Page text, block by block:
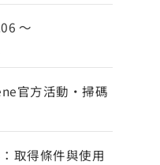
～
官方活動・掃碼
取得條件與使用